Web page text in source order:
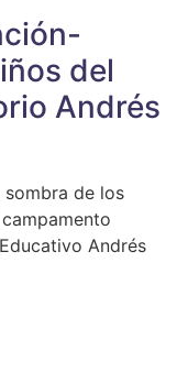
del
Andrés
sombra de los
Andrés